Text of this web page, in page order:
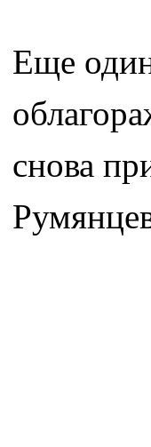
Еще
снова